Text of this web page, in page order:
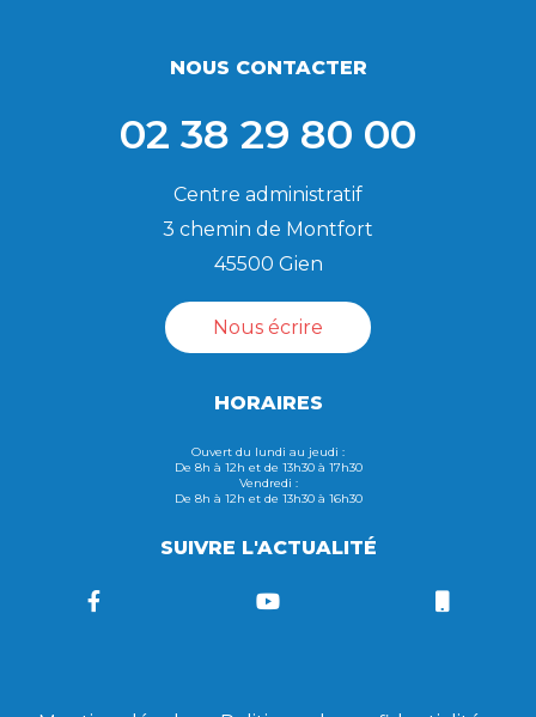
NOUS CONTACTER
02 38 29 80 00
Centre administratif
3 chemin de Montfort
45500 Gien
Nous écrire
HORAIRES
Ouvert du lundi au jeudi :
De 8h à 12h et de 13h30 à 17h30
Vendredi :
De 8h à 12h et de 13h30 à 16h30
SUIVRE L'ACTUALITÉ